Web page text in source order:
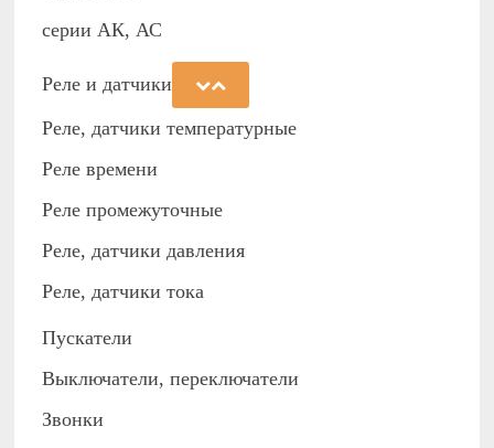
серии АК, АС
Реле и датчики
Реле, датчики температурные
Реле времени
Реле промежуточные
Реле, датчики давления
Реле, датчики тока
Пускатели
Выключатели, переключатели
Звонки